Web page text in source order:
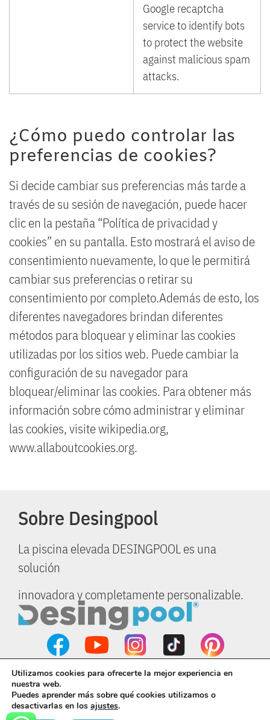
Google recaptcha
service to identify bots
to protect the website
against malicious spam
attacks.
¿Cómo puedo controlar las
preferencias de cookies?
Si decide cambiar sus preferencias más tarde a
través de su sesión de navegación, puede hacer
clic en la pestaña “Política de privacidad y
cookies” en su pantalla. Esto mostrará el aviso de
consentimiento nuevamente, lo que le permitirá
cambiar sus preferencias o retirar su
consentimiento por completo.Además de esto, los
diferentes navegadores brindan diferentes
métodos para bloquear y eliminar las cookies
utilizadas por los sitios web. Puede cambiar la
configuración de su navegador para
bloquear/eliminar las cookies. Para obtener más
información sobre cómo administrar y eliminar
las cookies, visite wikipedia.org,
www.allaboutcookies.org.
Sobre Desingpool
La piscina elevada DESINGPOOL es una
solución
innovadora y completamente personalizable.
627 874 930
965 320 379
Utilizamos cookies para ofrecerte la mejor experiencia en
nuestra web.
Puedes aprender más sobre qué cookies utilizamos o
desactivarlas en los ajustes.